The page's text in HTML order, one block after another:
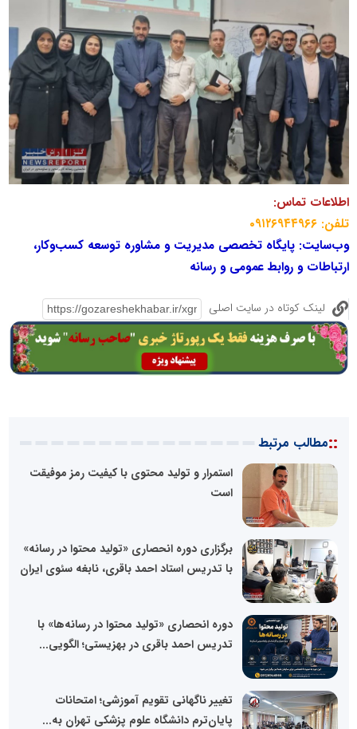
اطلاعات تماس:
تلفن: ۰۹۱۲۶۹۴۴۹۶۶
وب‌سایت: پایگاه تخصصی مدیریت و مشاوره توسعه کسب‌وکار،
ارتباطات و روابط عمومی و رسانه
لینک کوتاه در سایت اصلی
::مطالب مرتبط
استمرار و تولید محتوی با کیفیت رمز موفیقت
است
برگزاری دوره انحصاری «تولید محتوا در رسانه»
با تدریس استاد احمد باقری، نابغه سئوی ایران
دوره انحصاری «تولید محتوا در رسانه‌ها» با
تدریس احمد باقری در بهزیستی؛ الگویی...
تغییر ناگهانی تقویم آموزشی؛ امتحانات
پایان‌ترم دانشگاه علوم پزشکی تهران به...